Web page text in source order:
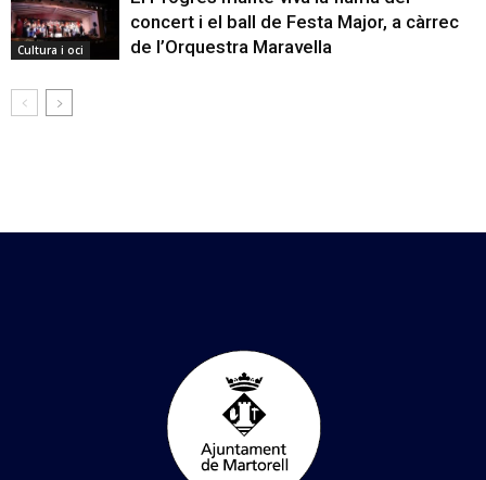
Cultura i oci
concert i el ball de Festa Major, a càrrec
de l’Orquestra Maravella